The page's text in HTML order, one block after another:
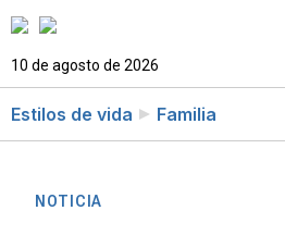
10 de agosto de 2026
Estilos de vida Familia
NOTICIA